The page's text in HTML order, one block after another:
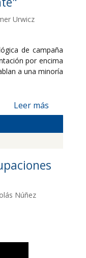
Urwicz
de campaña
por encima
a una minoría
Leer más
Núñez